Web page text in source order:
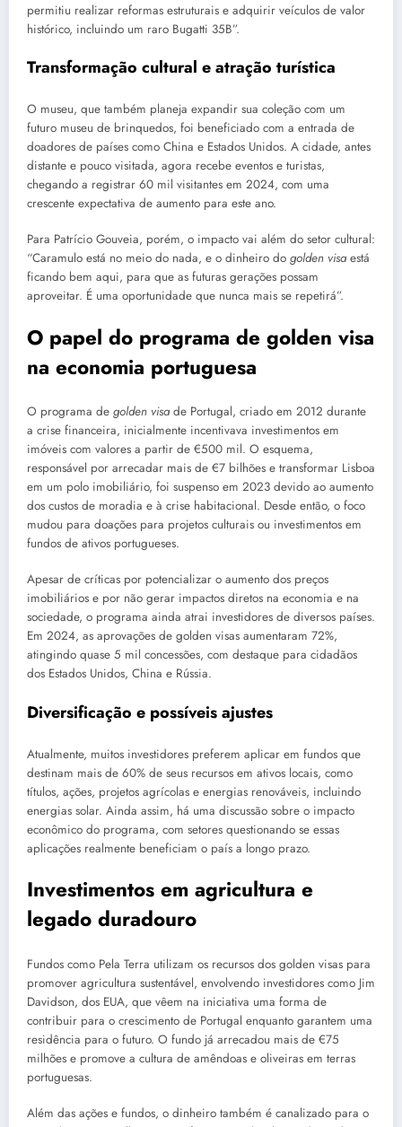
permitiu realizar reformas estruturais e adquirir veículos de valor
histórico, incluindo um raro Bugatti 35B”.
Transformação cultural e atração turística
O museu, que também planeja expandir sua coleção com um
futuro museu de brinquedos, foi beneficiado com a entrada de
doadores de países como China e Estados Unidos. A cidade, antes
distante e pouco visitada, agora recebe eventos e turistas,
chegando a registrar 60 mil visitantes em 2024, com uma
crescente expectativa de aumento para este ano.
Para Patrício Gouveia, porém, o impacto vai além do setor cultural:
“Caramulo está no meio do nada, e o dinheiro do golden visaestá
ficando bem aqui, para que as futuras gerações possam
aproveitar. É uma oportunidade que nunca mais se repetirá”.
O papel do programa de golden visa
na economia portuguesa
O programa de golden visade Portugal, criado em 2012 durante
a crise financeira, inicialmente incentivava investimentos em
imóveis com valores a partir de €500 mil. O esquema,
responsável por arrecadar mais de €7 bilhões e transformar Lisboa
em um polo imobiliário, foi suspenso em 2023 devido ao aumento
dos custos de moradia e à crise habitacional. Desde então, o foco
mudou para doações para projetos culturais ou investimentos em
fundos de ativos portugueses.
Apesar de críticas por potencializar o aumento dos preços
imobiliários e por não gerar impactos diretos na economia e na
sociedade, o programa ainda atrai investidores de diversos países.
Em 2024, as aprovações de golden visas aumentaram 72%,
atingindo quase 5 mil concessões, com destaque para cidadãos
dos Estados Unidos, China e Rússia.
Diversificação e possíveis ajustes
Atualmente, muitos investidores preferem aplicar em fundos que
destinam mais de 60% de seus recursos em ativos locais, como
títulos, ações, projetos agrícolas e energias renováveis, incluindo
energias solar. Ainda assim, há uma discussão sobre o impacto
econômico do programa, com setores questionando se essas
aplicações realmente beneficiam o país a longo prazo.
Investimentos em agricultura e
legado duradouro
Fundos como Pela Terra utilizam os recursos dos golden visas para
promover agricultura sustentável, envolvendo investidores como Jim
Davidson, dos EUA, que vêem na iniciativa uma forma de
contribuir para o crescimento de Portugal enquanto garantem uma
residência para o futuro. O fundo já arrecadou mais de €75
milhões e promove a cultura de amêndoas e oliveiras em terras
portuguesas.
Além das ações e fundos, o dinheiro também é canalizado para o